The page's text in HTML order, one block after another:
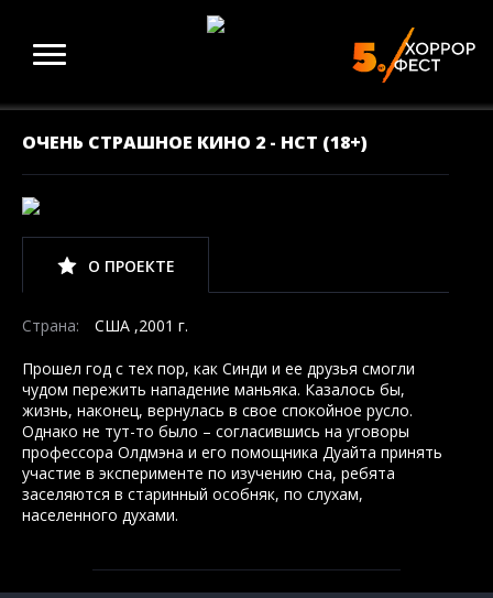
ОЧЕНЬ СТРАШНОЕ КИНО 2 - НСТ (18+)
О ПРОЕКТЕ
Страна: США ,2001 г.
Прошел год с тех пор, как Синди и ее друзья смогли
чудом пережить нападение маньяка. Казалось бы,
жизнь, наконец, вернулась в свое спокойное русло.
Однако не тут-то было – согласившись на уговоры
профессора Олдмэна и его помощника Дуайта принять
участие в эксперименте по изучению сна, ребята
заселяются в старинный особняк, по слухам,
населенного духами.